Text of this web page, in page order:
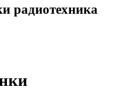
радиотехника